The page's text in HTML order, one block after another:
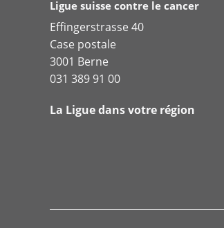
Ligue suisse contre le cancer
Effingerstrasse 40
Case postale
3001 Berne
031 389 91 00
La Ligue dans votre région